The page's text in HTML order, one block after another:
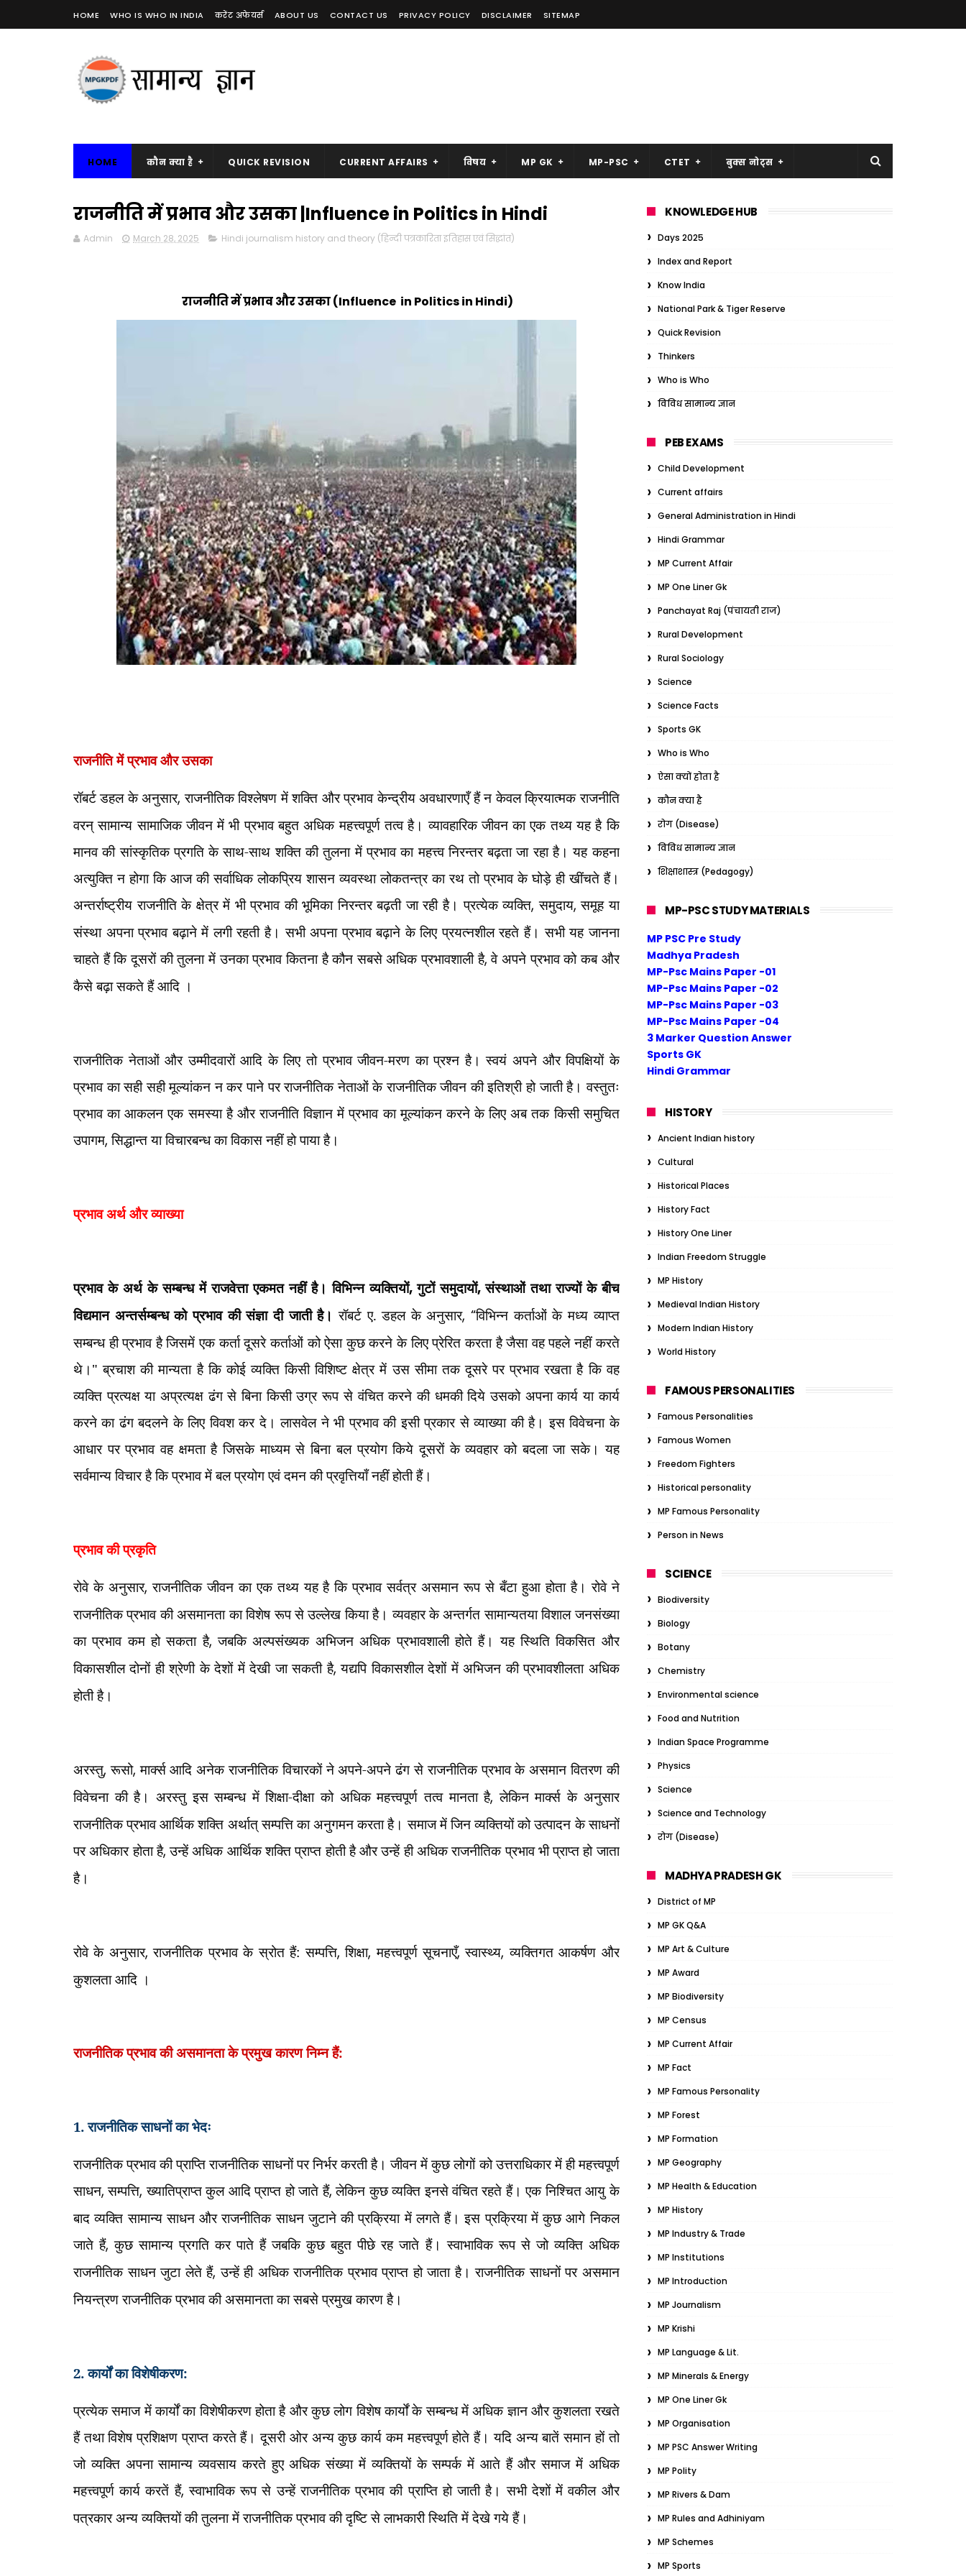
HOME WHO IS WHO IN INDIA करेंट अफेयर्स ABOUT US CONTACT US PRIVACY POLICY DISCLAIMER SITEMAP
HOME कौन क्या है QUICK REVISION CURRENT AFFAIRS विषय MP GK MP-PSC CTET बुक्स नोट्स
राजनीति में प्रभाव और उसका |Influence in Politics in Hindi
Admin March 28, 2025 Hindi journalism history and theory (हिन्दी पत्रकारिता इतिहास एवं सिद्धांत)
राजनीति में प्रभाव और उसका (Influence in Politics in Hindi)
राजनीति में प्रभाव और उसका
रॉबर्ट डहल के अनुसार,राजनीतिक विश्लेषण में शक्ति और प्रभाव केन्द्रीय अवधारणाएँ हैं न केवल क्रियात्मक राजनीति
वरन् सामान्य सामाजिक जीवन में भी प्रभाव बहुत अधिक महत्त्वपूर्ण तत्व है। व्यावहारिक जीवन का एक तथ्य यह है कि
मानव की सांस्कृतिक प्रगति के साथ-साथ शक्ति की तुलना में प्रभाव का महत्त्व निरन्तर बढ़ता जा रहा है। यह कहना
अत्युक्ति न होगा कि आज की सर्वाधिक लोकप्रिय शासन व्यवस्था लोकतन्त्र का रथ तो प्रभाव के घोड़े ही खींचते हैं।
अन्तर्राष्ट्रीय राजनीति के क्षेत्र में भी प्रभाव की भूमिका निरन्तर बढ़ती जा रही है। प्रत्येक व्यक्ति,समुदाय,समूह या
संस्था अपना प्रभाव बढ़ाने में लगी रहती है। सभी अपना प्रभाव बढ़ाने के लिए प्रयत्नशील रहते हैं। सभी यह जानना
चाहते हैं कि दूसरों की तुलना में उनका प्रभाव कितना है कौन सबसे अधिक प्रभावशाली है,वे अपने प्रभाव को कब और
कैसे बढ़ा सकते हैं आदि ।
राजनीतिक नेताओं और उम्मीदवारों आदि के लिए तो प्रभाव जीवन-मरण का प्रश्न है। स्वयं अपने और विपक्षियों के
प्रभाव का सही सही मूल्यांकन न कर पाने पर राजनीतिक नेताओं के राजनीतिक जीवन की इतिश्री हो जाती है। वस्तुतः
प्रभाव का आकलन एक समस्या है और राजनीति विज्ञान में प्रभाव का मूल्यांकन करने के लिए अब तक किसी समुचित
उपागम,सिद्धान्त या विचारबन्ध का विकास नहीं हो पाया है।
प्रभाव अर्थ और व्याख्या
प्रभाव के अर्थ के सम्बन्ध में राजवेत्ता एकमत नहीं है। विभिन्न व्यक्तियों,गुटों समुदायों,संस्थाओं तथा राज्यों के बीच
विद्यमान अन्तर्सम्बन्ध को प्रभाव की संज्ञा दी जाती है। रॉबर्ट ए. डहल के अनुसार, “विभिन्न कर्ताओं के मध्य व्याप्त
सम्बन्ध ही प्रभाव है जिसमें एक कर्ता दूसरे कर्ताओं को ऐसा कुछ करने के लिए प्रेरित करता है जैसा वह पहले नहीं करते
थे।" ब्रचाश की मान्यता है कि कोई व्यक्ति किसी विशिष्ट क्षेत्र में उस सीमा तक दूसरे पर प्रभाव रखता है कि वह
व्यक्ति प्रत्यक्ष या अप्रत्यक्ष ढंग से बिना किसी उग्र रूप से वंचित करने की धमकी दिये उसको अपना कार्य या कार्य
करने का ढंग बदलने के लिए विवश कर दे। लासवेल ने भी प्रभाव की इसी प्रकार से व्याख्या की है। इस विवेचना के
आधार पर प्रभाव वह क्षमता है जिसके माध्यम से बिना बल प्रयोग किये दूसरों के व्यवहार को बदला जा सके। यह
सर्वमान्य विचार है कि प्रभाव में बल प्रयोग एवं दमन की प्रवृत्तियाँ नहीं होती हैं।
प्रभाव की प्रकृति
रोवे के अनुसार,राजनीतिक जीवन का एक तथ्य यह है कि प्रभाव सर्वत्र असमान रूप से बँटा हुआ होता है। रोवे ने
राजनीतिक प्रभाव की असमानता का विशेष रूप से उल्लेख किया है। व्यवहार के अन्तर्गत सामान्यतया विशाल जनसंख्या
का प्रभाव कम हो सकता है,जबकि अल्पसंख्यक अभिजन अधिक प्रभावशाली होते हैं। यह स्थिति विकसित और
विकासशील दोनों ही श्रेणी के देशों में देखी जा सकती है,यद्यपि विकासशील देशों में अभिजन की प्रभावशीलता अधिक
होती है।
अरस्तु,रूसो,मार्क्स आदि अनेक राजनीतिक विचारकों ने अपने-अपने ढंग से राजनीतिक प्रभाव के असमान वितरण की
विवेचना की है। अरस्तु इस सम्बन्ध में शिक्षा-दीक्षा को अधिक महत्त्वपूर्ण तत्व मानता है,लेकिन मार्क्स के अनुसार
राजनीतिक प्रभाव आर्थिक शक्ति अर्थात् सम्पत्ति का अनुगमन करता है। समाज में जिन व्यक्तियों को उत्पादन के साधनों
पर अधिकार होता है,उन्हें अधिक आर्थिक शक्ति प्राप्त होती है और उन्हें ही अधिक राजनीतिक प्रभाव भी प्राप्त हो जाता
है।
रोवे के अनुसार,राजनीतिक प्रभाव के स्रोत हैं: सम्पत्ति,शिक्षा,महत्त्वपूर्ण सूचनाएँ,स्वास्थ्य,व्यक्तिगत आकर्षण और
कुशलता आदि ।
राजनीतिक प्रभाव की असमानता के प्रमुख कारण निम्न हैं:
1. राजनीतिक साधनों का भेदः
राजनीतिक प्रभाव की प्राप्ति राजनीतिक साधनों पर निर्भर करती है। जीवन में कुछ लोगों को उत्तराधिकार में ही महत्त्वपूर्ण
साधन,सम्पत्ति,ख्यातिप्राप्त कुल आदि प्राप्त हो जाते हैं,लेकिन कुछ व्यक्ति इनसे वंचित रहते हैं। एक निश्चित आयु के
बाद व्यक्ति सामान्य साधन और राजनीतिक साधन जुटाने की प्रक्रिया में लगते हैं। इस प्रक्रिया में कुछ आगे निकल
जाते हैं,कुछ सामान्य प्रगति कर पाते हैं जबकि कुछ बहुत पीछे रह जाते हैं। स्वाभाविक रूप से जो व्यक्ति अधिक
राजनीतिक साधन जुटा लेते हैं,उन्हें ही अधिक राजनीतिक प्रभाव प्राप्त हो जाता है। राजनीतिक साधनों पर असमान
नियन्त्रण राजनीतिक प्रभाव की असमानता का सबसे प्रमुख कारण है।
2. कार्यों का विशेषीकरण:
प्रत्येक समाज में कार्यों का विशेषीकरण होता है और कुछ लोग विशेष कार्यों के सम्बन्ध में अधिक ज्ञान और कुशलता रखते
हैं तथा विशेष प्रशिक्षण प्राप्त करते हैं। दूसरी ओर अन्य कुछ कार्य कम महत्त्वपूर्ण होते हैं। यदि अन्य बातें समान हों तो
जो व्यक्ति अपना सामान्य व्यवसाय करते हुए अधिक संख्या में व्यक्तियों के सम्पर्क में आते हैं और समाज में अधिक
महत्त्वपूर्ण कार्य करतें हैं,स्वाभाविक रूप से उन्हें राजनीतिक प्रभाव की प्राप्ति हो जाती है। सभी देशों में वकील और
पत्रकार अन्य व्यक्तियों की तुलना में राजनीतिक प्रभाव की दृष्टि से लाभकारी स्थिति में देखे गये हैं।
KNOWLEDGE HUB
Days 2025
Index and Report
Know India
National Park & Tiger Reserve
Quick Revision
Thinkers
Who is Who
विविध सामान्य ज्ञान
PEB EXAMS
Child Development
Current affairs
General Administration in Hindi
Hindi Grammar
MP Current Affair
MP One Liner Gk
Panchayat Raj (पंचायती राज)
Rural Development
Rural Sociology
Science
Science Facts
Sports GK
Who is Who
ऐसा क्यों होता है
कौन क्या है
रोग (Disease)
विविध सामान्य ज्ञान
शिक्षाशास्त्र (Pedagogy)
MP-PSC STUDY MATERIALS
MP PSC Pre Study
Madhya Pradesh
MP-Psc Mains Paper -01
MP-Psc Mains Paper -02
MP-Psc Mains Paper -03
MP-Psc Mains Paper -04
3 Marker Question Answer
Sports GK
Hindi Grammar
HISTORY
Ancient Indian history
Cultural
Historical Places
History Fact
History One Liner
Indian Freedom Struggle
MP History
Medieval Indian History
Modern Indian History
World History
FAMOUS PERSONALITIES
Famous Personalities
Famous Women
Freedom Fighters
Historical personality
MP Famous Personality
Person in News
SCIENCE
Biodiversity
Biology
Botany
Chemistry
Environmental science
Food and Nutrition
Indian Space Programme
Physics
Science
Science and Technology
रोग (Disease)
MADHYA PRADESH GK
District of MP
MP GK Q&A
MP Art & Culture
MP Award
MP Biodiversity
MP Census
MP Current Affair
MP Fact
MP Famous Personality
MP Forest
MP Formation
MP Geography
MP Health & Education
MP History
MP Industry & Trade
MP Institutions
MP Introduction
MP Journalism
MP Krishi
MP Language & Lit.
MP Minerals & Energy
MP One Liner Gk
MP Organisation
MP PSC Answer Writing
MP Polity
MP Rivers & Dam
MP Rules and Adhiniyam
MP Schemes
MP Sports